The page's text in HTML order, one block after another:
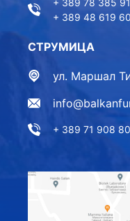
+ 389 78 385
+ 389 48 619
СТРУМИЦА
ул. Маршал
+ 389 71 908